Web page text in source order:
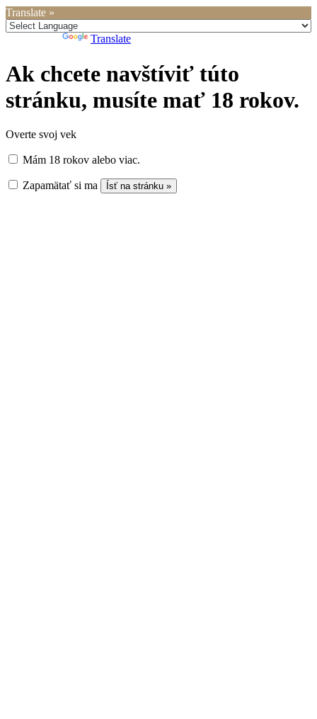
Translate »
Translate
Ak chcete navštíviť túto
stránku, musíte mať 18 rokov.
Overte svoj vek
Mám 18 rokov alebo viac.
Zapamätať si ma